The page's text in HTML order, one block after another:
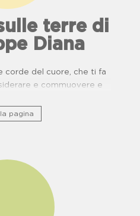
terre di
Diana
corde del cuore, che ti fa
e commuovere e
e buone pratiche.
pagina